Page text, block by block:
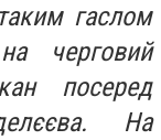
гаслом
черговий
посеред
На